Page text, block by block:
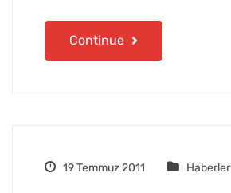
Continue
19 Temmuz 2011 Haberler